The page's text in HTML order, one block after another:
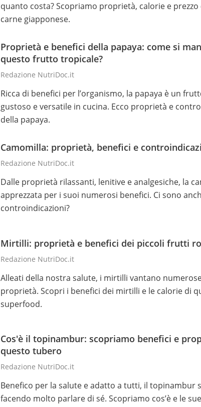
quanto costa? Scopriamo proprietà, calorie e prezzo
carne giapponese.
Proprietà e benefici della papaya: come si
questo frutto tropicale?
Redazione NutriDoc.it
Ricca di benefici per l’organismo, la papaya è un
gustoso e versatile in cucina. Ecco proprietà e
della papaya.
Camomilla: proprietà, benefici e
Redazione NutriDoc.it
Dalle proprietà rilassanti, lenitive e analgesiche, la
apprezzata per i suoi numerosi benefici. Ci sono
controindicazioni?
Mirtilli: proprietà e benefici dei piccoli frutti
Redazione NutriDoc.it
Alleati della nostra salute, i mirtilli vantano
proprietà. Scopri i benefici dei mirtilli e le calorie di
superfood.
Cos'è il topinambur: scopriamo benefici e
questo tubero
Redazione NutriDoc.it
Benefico per la salute e adatto a tutti, il topinambur
facendo molto parlare di sé. Scopriamo cos’è e le